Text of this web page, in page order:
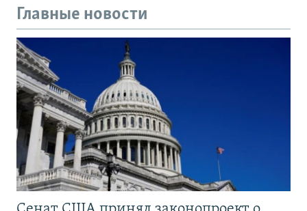
Главные новости